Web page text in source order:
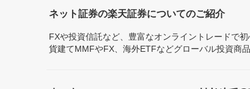
ネット証券の楽天証券についてのご紹介
FXや投資信託など、豊富なオンライントレードで
貨建てMMFやFX、海外ETFなどグローバル投資商